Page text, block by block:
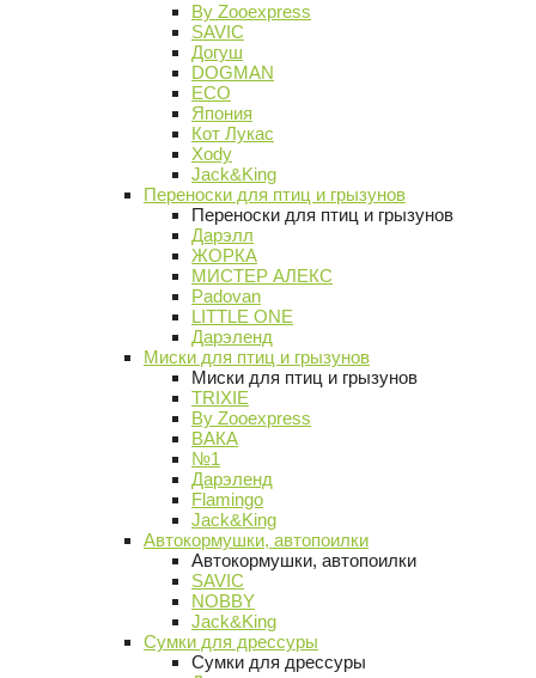
By Zooexpress
SAVIC
Догуш
DOGMAN
ECO
Япония
Кот Лукас
Xody
Jack&King
Переноски для птиц и грызунов
Переноски для птиц и грызунов
Дарэлл
ЖОРКА
МИСТЕР АЛЕКС
Padovan
LITTLE ONE
Дарэленд
Миски для птиц и грызунов
Миски для птиц и грызунов
TRIXIE
By Zooexpress
ВАКА
№1
Дарэленд
Flamingo
Jack&King
Автокормушки, автопоилки
Автокормушки, автопоилки
SAVIC
NOBBY
Jack&King
Сумки для дрессуры
Сумки для дрессуры